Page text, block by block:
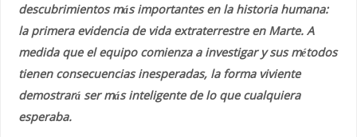
descubrimientos más importantes en la historia humana:
la primera evidencia de vida extraterrestre en Marte. A
medida que el equipo comienza a investigar y sus métodos
tienen consecuencias inesperadas, la forma viviente
demostrará ser más inteligente de lo que cualquiera
esperaba.